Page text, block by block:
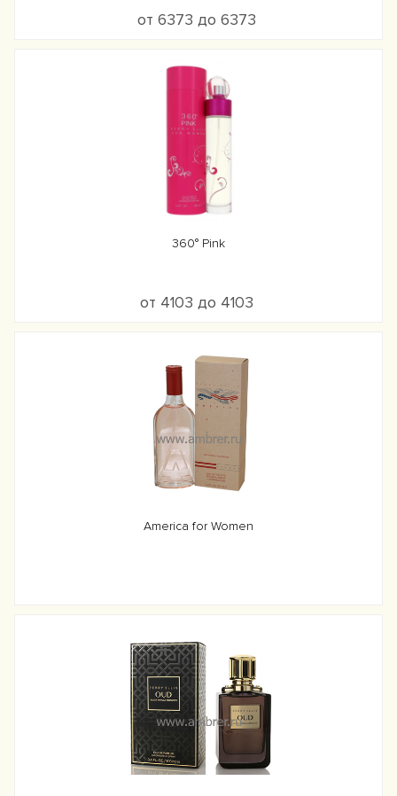
от 6373 до 6373
360° Pink
от 4103 до 4103
America for Women